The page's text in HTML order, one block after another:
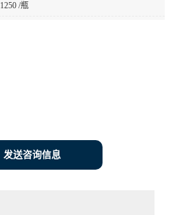
1250 /瓶
发送咨询信息